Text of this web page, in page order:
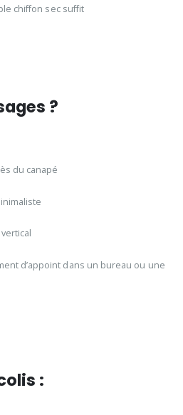
chiffon sec suffit
?
du canapé
d’appoint dans un bureau ou une
: